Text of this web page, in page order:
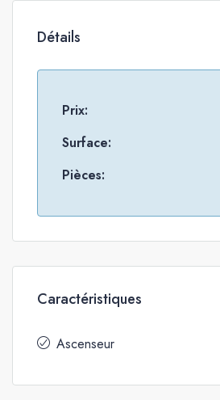
Détails
Prix:
Surface:
Pièces:
Caractéristiques
Ascenseur